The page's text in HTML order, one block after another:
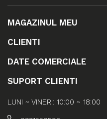
MAGAZINUL MEU
CLIENTI
DATE COMERCIALE
SUPORT CLIENTI
LUNI ~ VINERI: 10:00 ~ 18:00